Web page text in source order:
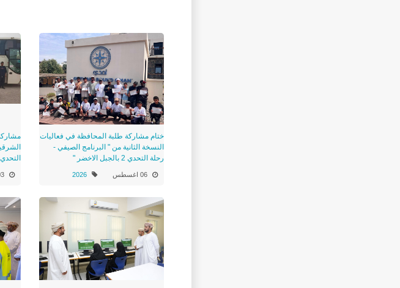
ختام مشاركة طلبة المحافظة في فعاليات
النسخة الثانية من " البرنامج الصيفي -
رحلة التحدي 2 بالجبل الاخضر "
06 اغسطس 2026
التحدي 2 بالجبل الأخضر
03